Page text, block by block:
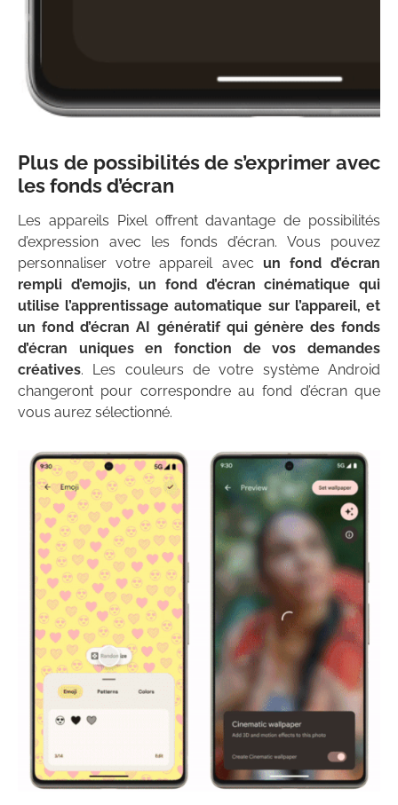
Plus de possibilités de s’exprimer avec
les fonds d’écran
Les appareils Pixel offrent davantage de possibilités
d’expression avec les fonds d’écran. Vous pouvez
personnaliser votre appareil avec un fond d’écran
rempli d’emojis, un fond d’écran cinématique qui
utilise l’apprentissage automatique sur l’appareil, et
un fond d’écran AI génératif qui génère des fonds
d’écran uniques en fonction de vos demandes
créatives. Les couleurs de votre système Android
changeront pour correspondre au fond d’écran que
vous aurez sélectionné.